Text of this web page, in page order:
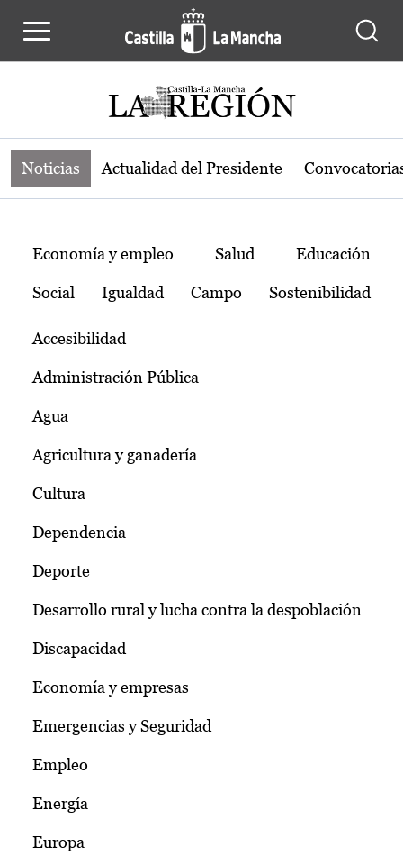
Noticias de la región de Castilla-La
Noticias Actualidad del Presidente
Temas
Economía y empleo Salud Educación
Social Igualdad Campo Sostenibilidad
Accesibilidad
Administración Pública
Agua
Agricultura y ganadería
Cultura
Dependencia
Deporte
Desarrollo rural y lucha contra la despoblación
Discapacidad
Economía y empresas
Emergencias y Seguridad
Empleo
Energía
Europa